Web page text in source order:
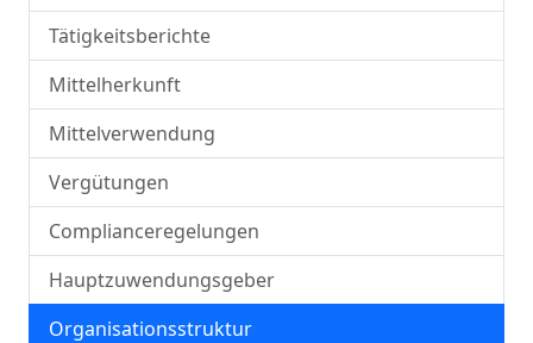
Tätigkeitsberichte
Mittelherkunft
Mittelverwendung
Vergütungen
Complianceregelungen
Hauptzuwendungsgeber
Organisationsstruktur